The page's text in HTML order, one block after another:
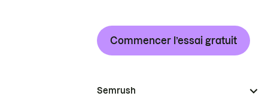
Commencer l’essai gratuit
Semrush